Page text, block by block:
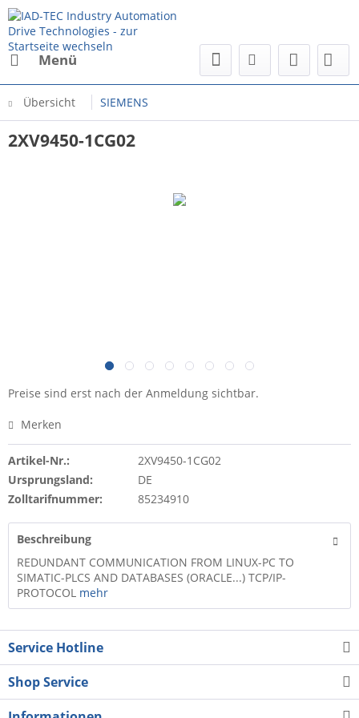
Menü
Übersicht SIEMENS
2XV9450-1CG02
Preise sind erst nach der Anmeldung sichtbar.
Merken
Artikel-Nr.:
2XV9450-1CG02
Ursprungsland:
DE
Zolltarifnummer:
85234910
Beschreibung
REDUNDANT COMMUNICATION FROM LINUX-PC TO
SIMATIC-PLCS AND DATABASES (ORACLE...) TCP/IP-
PROTOCOL mehr
Service Hotline
Shop Service